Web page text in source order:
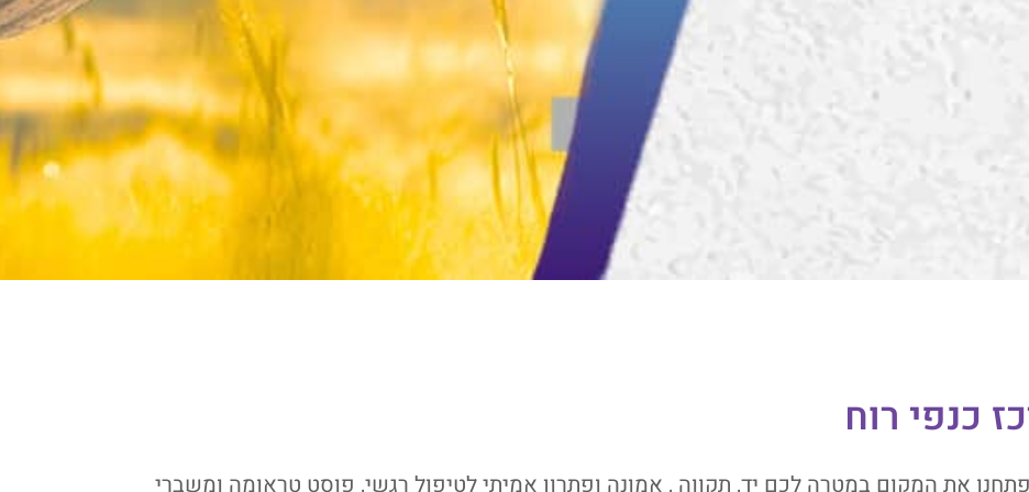
כנפי רוח
את המקום במטרה לכם יד, תקווה , אמונה ופתרון אמיתי לטיפול רגשי, פוסט טראומה ומשברי